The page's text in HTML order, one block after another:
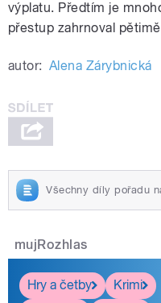
výplatu. Předtím je
přestup zahrnoval
autor: Alena Zárybnická
Všechny díly pořadu
mujRozhlas
Hry a četby
Krimi